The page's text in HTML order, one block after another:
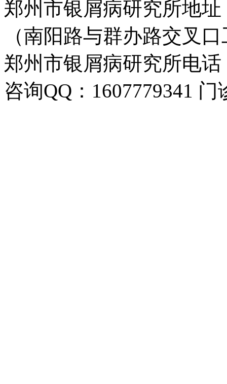
郑州市银屑病研究所地
（南阳路与群办路交叉
郑州市银屑病研究所电话
咨询QQ：1607779341